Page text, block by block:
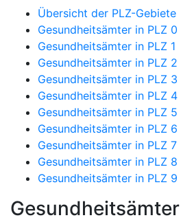
Übersicht der PLZ-Gebiete
Gesundheitsämter in PLZ 0
Gesundheitsämter in PLZ 1
Gesundheitsämter in PLZ 2
Gesundheitsämter in PLZ 3
Gesundheitsämter in PLZ 4
Gesundheitsämter in PLZ 5
Gesundheitsämter in PLZ 6
Gesundheitsämter in PLZ 7
Gesundheitsämter in PLZ 8
Gesundheitsämter in PLZ 9